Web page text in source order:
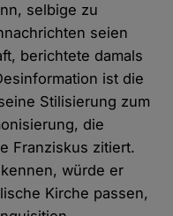
selbige zu
seien
berichtete damals
ist die
Stilisierung zum
die
Franziskus zitiert.
würde er
Kirche passen,